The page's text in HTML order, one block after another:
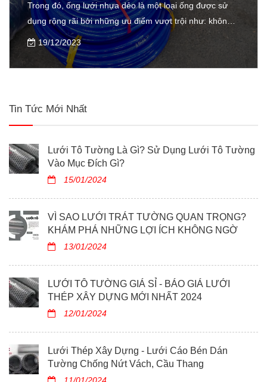
Trong đó, ống lưới nhựa dẻo là một loại ống được sử
dụng rộng rãi bởi những ưu điểm vượt trội như: không
bị oxy hóa, chịu được áp lực cao, nhẹ nhàng, bền bỉ, giá
cả cạnh tranh. Trong bài viết này, chúng ta sẽ cùng tìm
hiểu về ống lưới nhựa dẻo, những ưu điểm của loại ống
19/12/2023
Tin Tức Mới Nhất
Lưới Tô Tường Là Gì? Sử Dụng Lưới Tô Tường
Vào Mục Đích Gì?
15/01/2024
VÌ SAO LƯỚI TRÁT TƯỜNG QUAN TRỌNG?
KHÁM PHÁ NHỮNG LỢI ÍCH KHÔNG NGỜ
13/01/2024
LƯỚI TÔ TƯỜNG GIÁ SỈ - BÁO GIÁ LƯỚI
THÉP XÂY DỰNG MỚI NHẤT 2024
12/01/2024
Lưới Thép Xây Dựng - Lưới Cáo Bén Dán
Tường Chống Nứt Vách, Cầu Thang